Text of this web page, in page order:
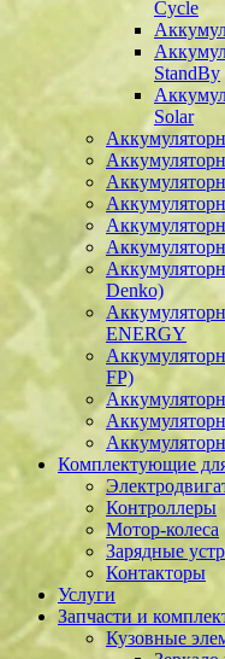
Cycle
StandBy
Solar
Denko)
ENERGY
FP)
Комплектующие
Контроллеры
Мотор-колеса
Зарядные
Контакторы
Услуги
Запчасти и
Кузовные